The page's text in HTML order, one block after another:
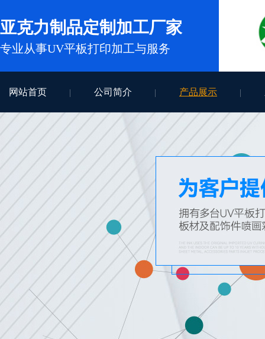
亚克力制品定制加工厂家
专业从事UV平板打印加工与服务
网站首页 公司简介 产品展示